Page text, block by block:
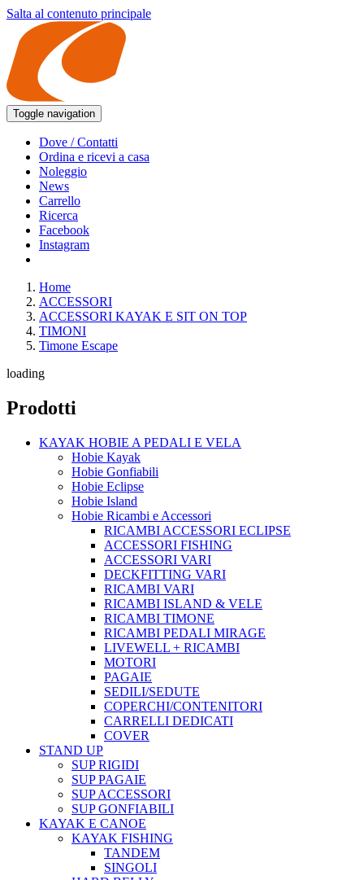
Salta al contenuto principale
Toggle navigation
Dove / Contatti
Ordina e ricevi a casa
Noleggio
News
Carrello
Ricerca
Facebook
Instagram
Home
ACCESSORI
ACCESSORI KAYAK E SIT ON TOP
TIMONI
Timone Escape
loading
Prodotti
KAYAK HOBIE A PEDALI E VELA
Hobie Kayak
Hobie Gonfiabili
Hobie Eclipse
Hobie Island
Hobie Ricambi e Accessori
RICAMBI ACCESSORI ECLIPSE
ACCESSORI FISHING
ACCESSORI VARI
DECKFITTING VARI
RICAMBI VARI
RICAMBI ISLAND & VELE
RICAMBI TIMONE
RICAMBI PEDALI MIRAGE
LIVEWELL + RICAMBI
MOTORI
PAGAIE
SEDILI/SEDUTE
COPERCHI/CONTENITORI
CARRELLI DEDICATI
COVER
STAND UP
SUP RIGIDI
SUP PAGAIE
SUP ACCESSORI
SUP GONFIABILI
KAYAK E CANOE
KAYAK FISHING
TANDEM
SINGOLI